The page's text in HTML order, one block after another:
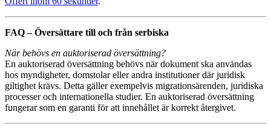
FAQ – Översättare till och från serbiska
När behövs en auktoriserad översättning?
En auktoriserad översättning behövs när dokument ska användas
hos myndigheter, domstolar eller andra institutioner där juridisk
giltighet krävs. Detta gäller exempelvis migrationsärenden, juridiska
processer och internationella studier. En auktoriserad översättning
fungerar som en garanti för att innehållet är korrekt återgivet.